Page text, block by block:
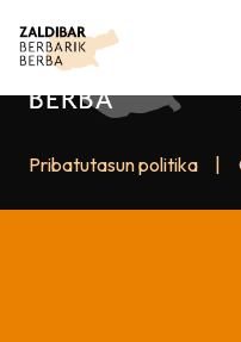
Pribatutasun politika